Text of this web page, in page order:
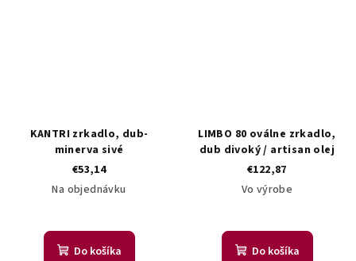
KANTRI zrkadlo, dub-
minerva sivé
€53,14
Na objednávku
Do košíka
LIMBO 80 oválne zrkadlo,
dub divoký / artisan olej
€122,87
Vo výrobe
Do košíka